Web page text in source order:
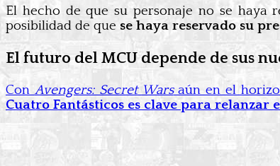
El hecho de que su personaje no se haya
posibilidad de que se haya reservado su
El futuro del MCU depende de sus
ConAvengers: Secret Warsaún en el
Cuatro Fantásticos es clave para relanzar